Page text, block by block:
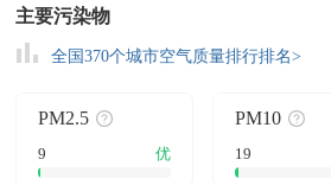
主要污染物
全国370个城市空气质量排行排名>
PM2.5
9 优
PM10
19